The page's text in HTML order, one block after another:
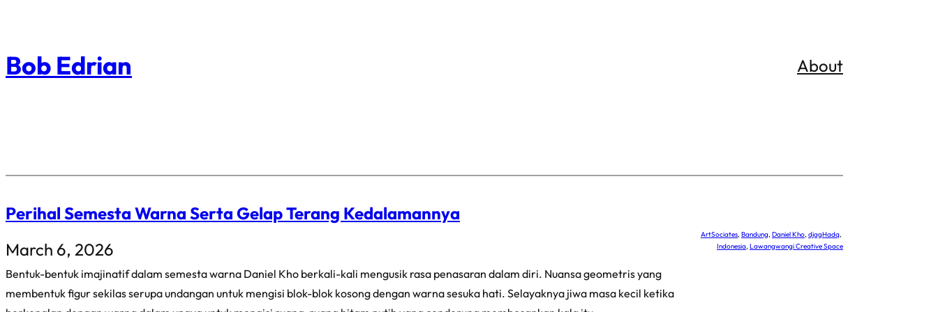
content
Bob Edrian About
Perihal Semesta Warna Serta Gelap Terang Kedalamannya
March 6, 2026
Bentuk-bentuk imajinatif dalam semesta warna Daniel Kho berkali-kali mengusik rasa penasaran dalam diri. Nuansa geometris yang
membentuk figur sekilas serupa undangan untuk mengisi blok-blok kosong dengan warna sesuka hati. Selayaknya jiwa masa kecil ketika
ArtSociates, Bandung, Daniel Kho, djagHadq
Indonesia, Lawangwangi Creative Space